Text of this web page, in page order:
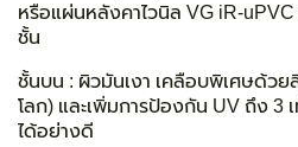
หรือแผ่นหลังคาไวนิล VG iR-
ชั้น
ชั้นบน : ผิวมันเงา เคลือบพิเศษด้ว
โลก) และเพิ่มการป้องกัน UV ถึง 3
ได้อย่างดี